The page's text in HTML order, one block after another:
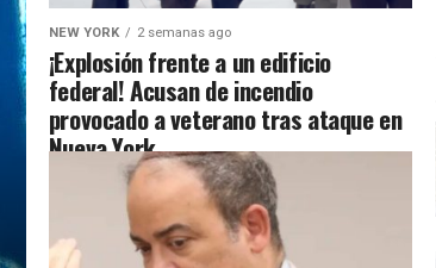
NEW YORK 2 semanas ago
¡Explosión frente a un edificio
federal! Acusan de incendio
provocado a veterano tras ataque en
Nueva York